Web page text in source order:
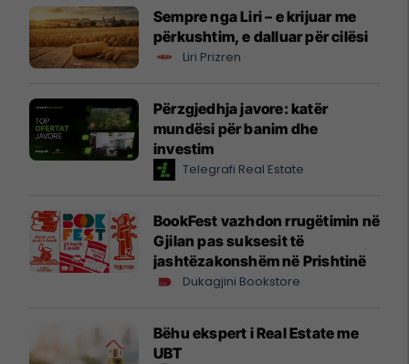
Sempre nga Liri – e krijuar me
përkushtim, e dalluar për cilësi
Liri Prizren
Përzgjedhja javore: katër
mundësi për banim dhe
investim
Telegrafi Real Estate
BookFest vazhdon rrugëtimin në
Gjilan pas suksesit të
jashtëzakonshëm në Prishtinë
Dukagjini Bookstore
Bëhu ekspert i Real Estate me
UBT